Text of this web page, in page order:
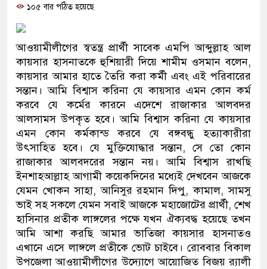
সিল-স্বাক্ষর জালিয়াতি চক্রের পাঁচ
উদ্ধার
জনগণ পরিবর্তন চেয়েছে
প্রধানমন্ত্রী
মিরপুর মডেল থানার অভিযানে
মাদক কারবারি গ্রেফতার
২৮ লাখ টাকার জাল নোটসহ
থানা পুলিশ
যেকোনো সময় বেনজীরের
১০৫ বার পঠিত হয়েছে
আওয়ামীলীগের স্বতন্ত্র প্রার্থী সাবেক এমপি আব্দুল্লাহ আল
কায়সার হাসনাতকে হুশিয়ারী দিয়ে শামীম ওসমান বলেন,
কায়সার আমার হাতে তৈরি করা কর্মী এবং এই পরিবারের
সন্তান। আমি বিশ্বাস করিনা যে কায়সার এমন কোন কর্ম
করবে যে কর্মের কারনে এদেশে রাজাকার আলবদর
আলসামস উপকৃত হবে। আমি বিশ্বাস করিনা যে কায়সার
এমন কোন কর্মকান্ড করবে যে বঙ্গবন্ধু হত্যাকারীরা
উৎসাহিত হবে। যে মুক্তিযোদ্ধার সন্তান, সে তো কোন
রাজাকার আলবদরের সন্তান নয়। আমি বিশ্বাস রাখছি
ইনশাহআল্লাহ আগামী কয়েকদিনের মধ্যেই দেখবেন আজকে
যেমন খোকন সাহা, আনিসুর রহমান দিপু, কামাল, সামসু
ভাই সহ সকলে যেমন সবাই আজকে মহাজোটের প্রার্থী, শেখ
হাসিনার প্রতীক লাঙ্গলের পক্ষে যখন ঐক্যবদ্ধ হয়েছে তখন
আমি আশা করছি আমার ভাতিজা কায়সার হাসনাতও
এখানে এসে লাঙ্গলে প্রতীকে ভোট চাইবে। রোববার বিকাল
উপজেলা আওয়ামীলীগের উদ্যোগে আয়োজিত বিজয় র‌্যালী